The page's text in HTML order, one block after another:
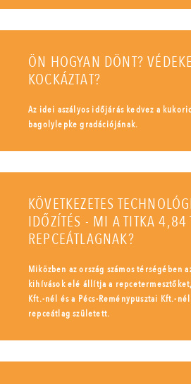
ÖN HOGYAN DÖNT?
KOCKÁZTAT?
Az idei aszályos időjárás kedvez a
bagolylepke gradációjának.
KÖVETKEZETES
IDŐZÍTÉS - MI A TITKA 4,84
REPCEÁTLAGNAK?
Miközben az ország számos térségében
kihívások elé állítja a
Kft.-nél és a Pécs-Reménypusztai Kft.-
repceátlag született.